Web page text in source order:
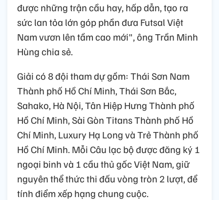
được những trận cầu hay, hấp dẫn, tạo ra
sức lan tỏa lớn góp phần đưa Futsal Việt
Nam vươn lên tầm cao mới", ông Trần Minh
Hùng chia sẻ.
Giải có 8 đội tham dự gồm: Thái Sơn Nam
Thành phố Hồ Chí Minh, Thái Sơn Bắc,
Sahako, Hà Nội, Tân Hiệp Hưng Thành phố
Hồ Chí Minh, Sài Gòn Titans Thành phố Hồ
Chí Minh, Luxury Hạ Long và Trẻ Thành phố
Hồ Chí Minh. Mỗi Câu lạc bộ được đăng ký 1
ngoại binh và 1 cầu thủ gốc Việt Nam, giữ
nguyên thể thức thi đấu vòng tròn 2 lượt, để
tính điểm xếp hạng chung cuộc.